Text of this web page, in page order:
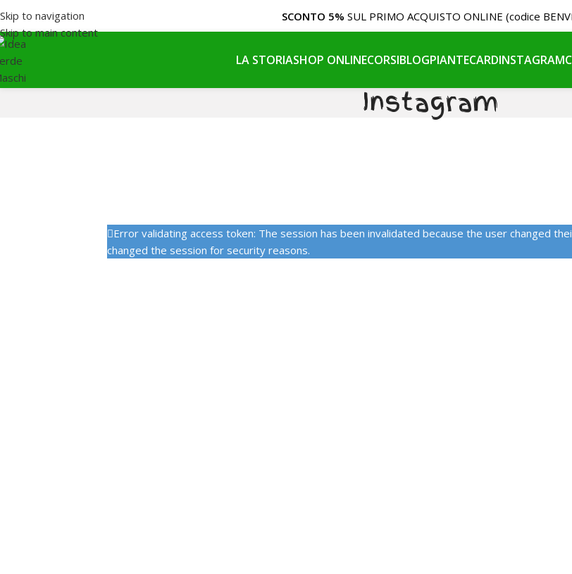
Skip to navigation
Skip to main content
SCONTO 5% SUL PRIMO ACQUISTO ONLINE (codice
LA STORIASHOP ONLINECORSIBLOGPIANTECARDINSTAGRAM
Instagram
Error validating access token: The session has been invalidated because the user changed
changed the session for security reasons.